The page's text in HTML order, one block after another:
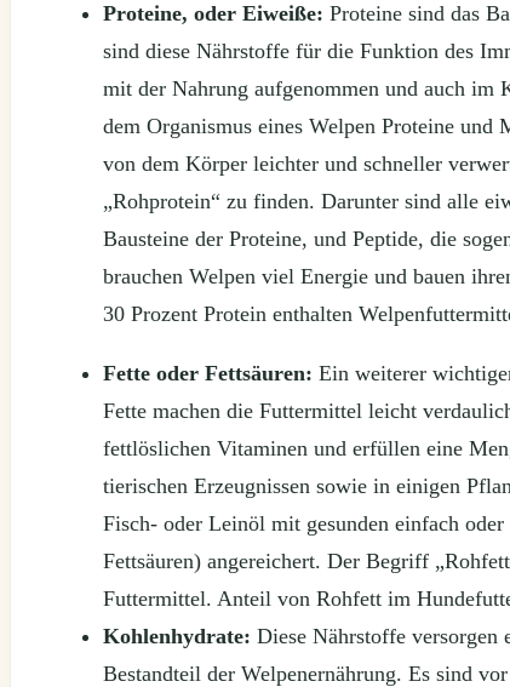
Proteine, oder Eiweiße: Proteine sind das
sind diese Nährstoffe für die Funktion des
mit der Nahrung aufgenommen und auch im
dem Organismus eines Welpen Proteine und
von dem Körper leichter und schneller
„Rohprotein“ zu finden. Darunter sind alle
Bausteine der Proteine, und Peptide, die
brauchen Welpen viel Energie und bauen
30 Prozent Protein enthalten
Fette oder Fettsäuren: Ein weiterer
Fette machen die Futtermittel leicht
fettlöslichen Vitaminen und erfüllen eine
tierischen Erzeugnissen sowie in einigen
Fisch- oder Leinöl mit gesunden einfach
Fettsäuren) angereichert. Der Begriff
Futtermittel. Anteil von Rohfett im
Kohlenhydrate: Diese Nährstoffe versorgen
Bestandteil der Welpenernährung. Es sind